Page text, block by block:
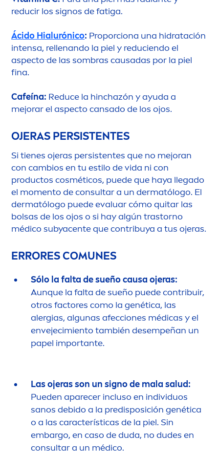
reducir los signos de fatiga.
Ácido Hialurónico: Proporciona una hidratación
intensa, rellenando la piel y reduciendo el
aspecto de las sombras causadas por la piel
fina.
Cafeína: Reduce la hinchazón y ayuda a
mejorar el aspecto cansado de los ojos.
OJERAS PERSISTENTES
Si tienes ojeras persistentes que no mejoran
con cambios en tu estilo de vida ni con
productos cosméticos, puede que haya llegado
el momento de consultar a un dermatólogo. El
dermatólogo puede evaluar cómo quitar las
bolsas de los ojos o si hay algún trastorno
médico subyacente que contribuya a tus ojeras.
ERRORES COMUNES
Sólo la falta de sueño causa ojeras:
Aunque la falta de sueño puede contribuir,
otros factores como la genética, las
alergias, algunas afecciones médicas y el
envejecimiento también desempeñan un
papel importante.
Las ojeras son un signo de mala salud:
Pueden aparecer incluso en individuos
sanos debido a la predisposición genética
o a las características de la piel. Sin
embargo, en caso de duda, no dudes en
consultar a un médico.